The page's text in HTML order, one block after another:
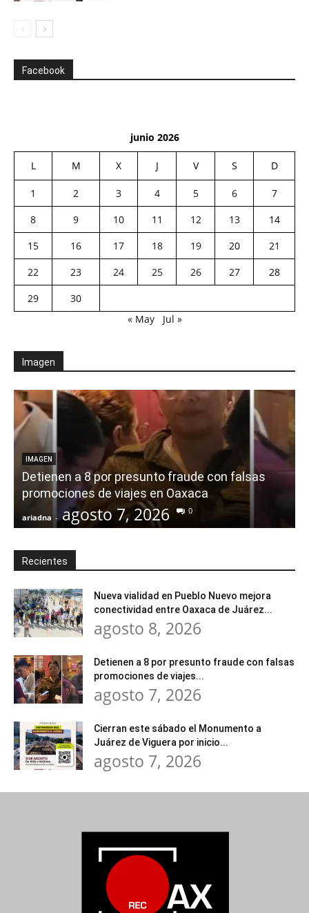
Facebook
junio 2026
L M X J V S D
1 2 3 4 5 6
7
8
9 10 11 12 13
14
15
16 17 18 19 20
21
22
23 24 25 26 27
28
29
30
« May
Jul »
Imagen
IMAGEN
Detienen a 8 por presunto fraude con falsas
promociones de viajes en Oaxaca
ariadna - agosto 7, 2026 0
Recientes
Nueva vialidad en Pueblo Nuevo mejora
conectividad entre Oaxaca de Juárez...
agosto 8, 2026
Detienen a 8 por presunto fraude con falsas
promociones de viajes...
agosto 7, 2026
Cierran este sábado el Monumento a
Juárez de Viguera por inicio...
agosto 7, 2026